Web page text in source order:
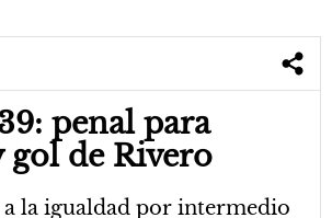
penal para
gol de Rivero
a la igualdad por intermedio